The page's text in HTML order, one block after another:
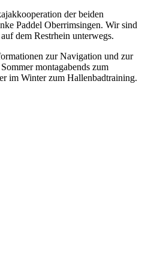
der beiden
Paddel Oberrimsingen. Wir sind
dem Restrhein unterwegs.
zur Navigation und zur
montagabends zum
im Winter zum Hallenbadtraining.